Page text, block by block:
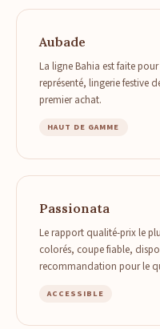
Aubade
La ligne Bahia est faite
représenté, lingerie festive
premier achat.
HAUT DE GAMME
Passionata
Le rapport qualité-prix le
colorés, coupe fiable,
recommandation pour le
ACCESSIBLE